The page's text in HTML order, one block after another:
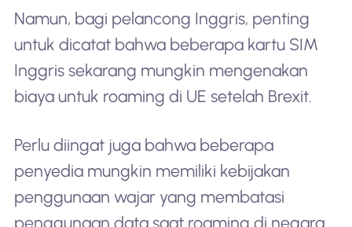
Namun, bagi pelancong Inggris, penting
untuk dicatat bahwa beberapa kartu SIM
Inggris sekarang mungkin mengenakan
biaya untuk roaming di UE setelah Brexit.
Perlu diingat juga bahwa beberapa
penyedia mungkin memiliki kebijakan
penggunaan wajar yang membatasi
penggunaan data saat roaming di negara